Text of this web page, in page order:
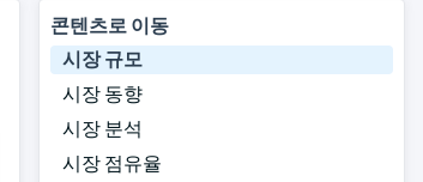
콘텐츠로 이동
시장 규모
시장 동향
시장 분석
시장 점유율